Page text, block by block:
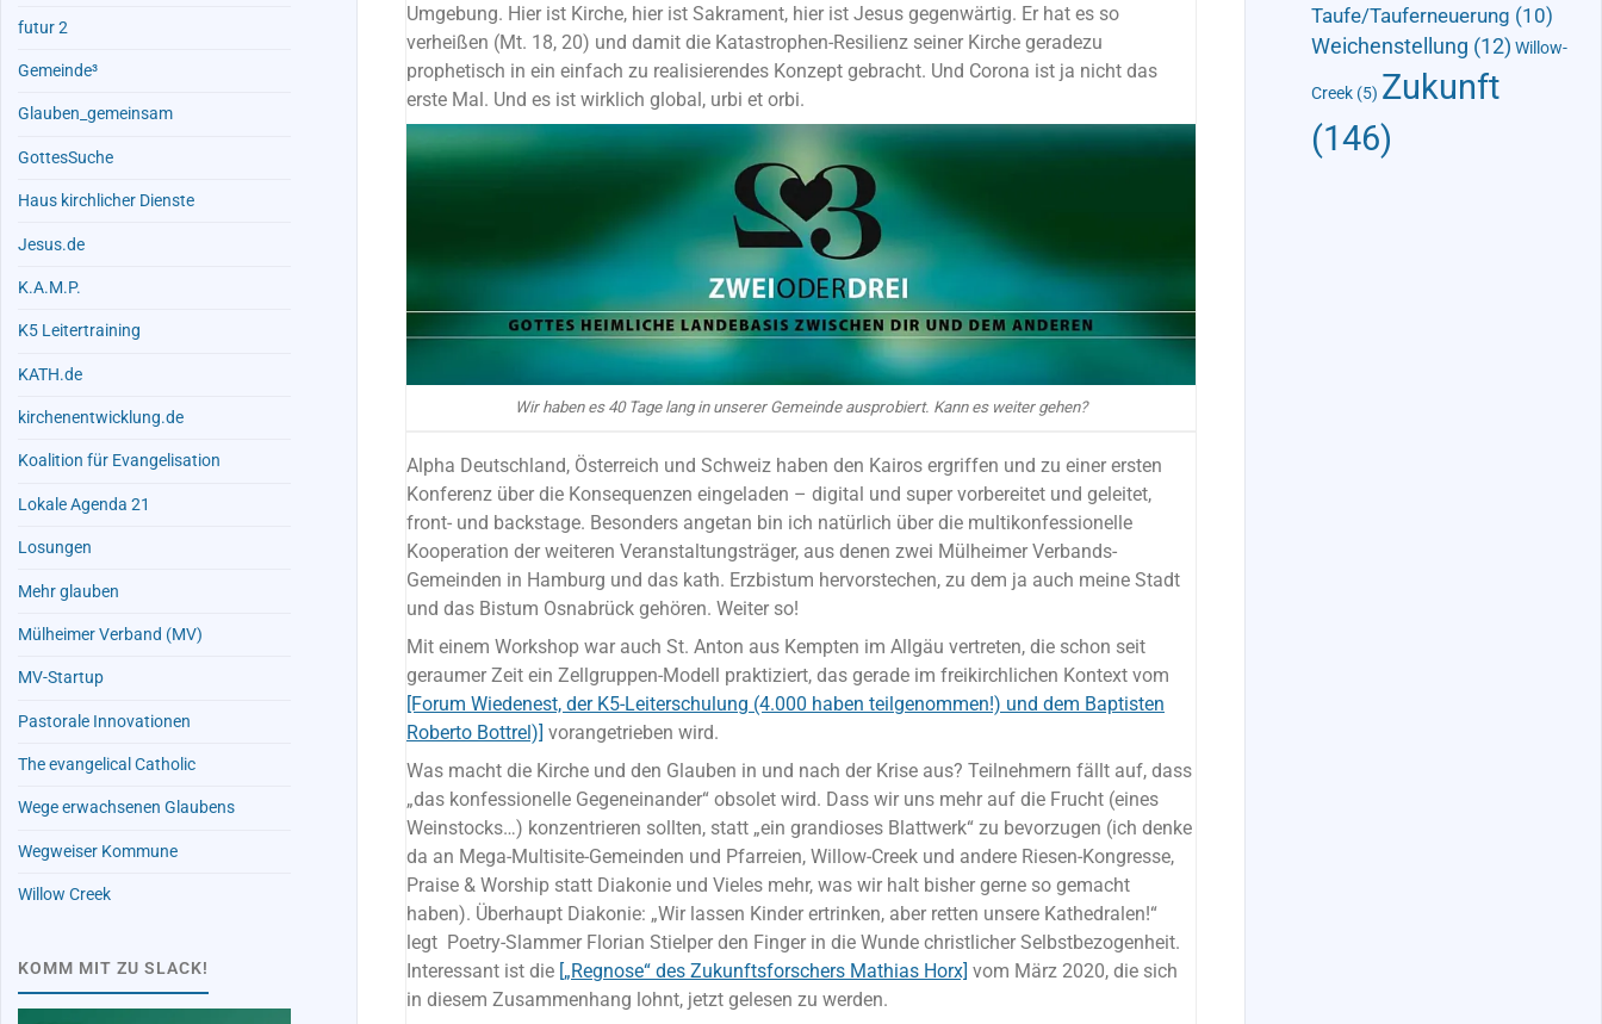
Umgebung. Hier ist Kirche, hier ist Sakrament, hier ist Jesus gegenwärtig. Er hat es so
verheißen (Mt. 18, 20) und damit die Katastrophen-Resilienz seiner Kirche geradezu
prophetisch in ein einfach zu realisierendes Konzept gebracht. Und Corona ist ja nicht das
erste Mal. Und es ist wirklich global, urbi et orbi.
Wir haben es 40 Tage lang in unserer Gemeinde ausprobiert. Kann es weiter gehen?
Alpha Deutschland, Österreich und Schweiz haben den Kairos ergriffen und zu einer ersten
Konferenz über die Konsequenzen eingeladen – digital und super vorbereitet und geleitet,
front- und backstage. Besonders angetan bin ich natürlich über die multikonfessionelle
Kooperation der weiteren Veranstaltungsträger, aus denen zwei Mülheimer Verbands-
Gemeinden in Hamburg und das kath. Erzbistum hervorstechen, zu dem ja auch meine Stadt
und das Bistum Osnabrück gehören. Weiter so!
Mit einem Workshop war auch St. Anton aus Kempten im Allgäu vertreten, die schon seit
geraumer Zeit ein Zellgruppen-Modell praktiziert, das gerade im freikirchlichen Kontext vom
[Forum Wiedenest, der K5-Leiterschulung (4.000 haben teilgenommen!) und dem Baptisten
Roberto Bottrel)] vorangetrieben wird.
Was macht die Kirche und den Glauben in und nach der Krise aus? Teilnehmern fällt auf, dass
„das konfessionelle Gegeneinander“ obsolet wird. Dass wir uns mehr auf die Frucht (eines
Weinstocks…) konzentrieren sollten, statt „ein grandioses Blattwerk“ zu bevorzugen (ich denke
da an Mega-Multisite-Gemeinden und Pfarreien, Willow-Creek und andere Riesen-Kongresse,
Praise & Worship statt Diakonie und Vieles mehr, was wir halt bisher gerne so gemacht
haben). Überhaupt Diakonie: „Wir lassen Kinder ertrinken, aber retten unsere Kathedralen!“
legt Poetry-Slammer Florian Stielper den Finger in die Wunde christlicher Selbstbezogenheit.
Interessant ist die [„Regnose“ des Zukunftsforschers Mathias Horx] vom März 2020, die sich
in diesem Zusammenhang lohnt, jetzt gelesen zu werden.
futur 2
Gemeinde³
Glauben_gemeinsam
GottesSuche
Haus kirchlicher Dienste
Jesus.de
K.A.M.P.
K5 Leitertraining
KATH.de
kirchenentwicklung.de
Koalition für Evangelisation
Lokale Agenda 21
Losungen
Mehr glauben
Mülheimer Verband (MV)
MV-Startup
Pastorale Innovationen
The evangelical Catholic
Wege erwachsenen Glaubens
Wegweiser Kommune
Willow Creek
KOMM MIT ZU SLACK!
Taufe/Tauferneuerung (10)
Weichenstellung (12) Willow-
Creek(5) Zukunft
(146)